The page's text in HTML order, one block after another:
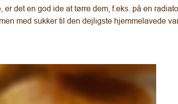
det en god ide at tørre dem, f.eks. på en
med sukker til den dejligste hjemmelavede